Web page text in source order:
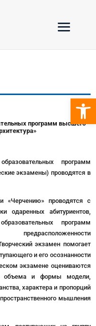
программ высшего
программ
экзамены) проводятся в
«Черчению» проводятся с
одаренных абитуриентов,
программ
экзамен помогает
и его осознанности
экзамене оцениваются
объема и формы модели,
характера и пропорций
мышления